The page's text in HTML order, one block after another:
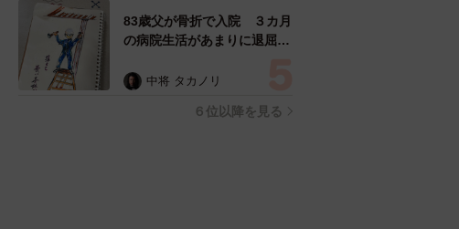
83歳父が骨折で入院 ３カ月
の病院生活があまりに退屈で
い！」→スケッチブックを見
中将 タカノリ
６位以降を見る